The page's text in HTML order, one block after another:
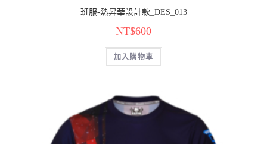
班服-熱昇華設計款_DES_013
NT$600
加入購物車